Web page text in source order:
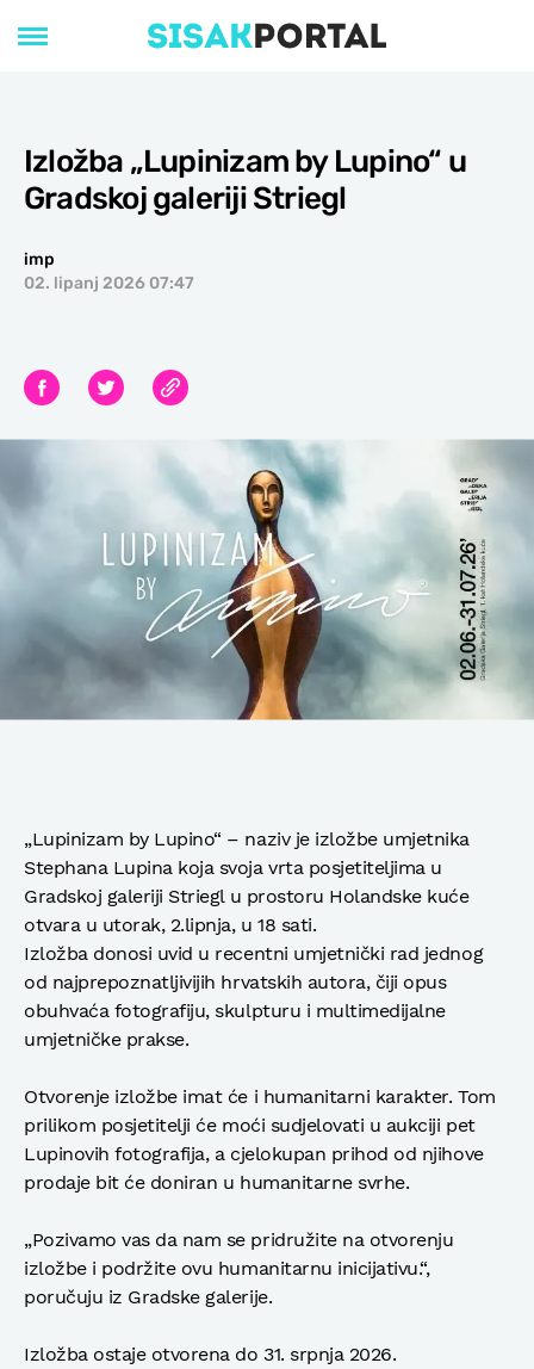
Izložba „Lupinizam by Lupino“ u
Gradskoj galeriji Striegl
imp
02. lipanj 2026 07:47
„Lupinizam by Lupino“ – naziv je izložbe umjetnika
Stephana Lupina koja svoja vrta posjetiteljima u
Gradskoj galeriji Striegl u prostoru Holandske kuće
otvara u utorak, 2.lipnja, u 18 sati.
Izložba donosi uvid u recentni umjetnički rad jednog
od najprepoznatljivijih hrvatskih autora, čiji opus
obuhvaća fotografiju, skulpturu i multimedijalne
umjetničke prakse.
Otvorenje izložbe imat će i humanitarni karakter. Tom
prilikom posjetitelji će moći sudjelovati u aukciji pet
Lupinovih fotografija, a cjelokupan prihod od njihove
prodaje bit će doniran u humanitarne svrhe.
„Pozivamo vas da nam se pridružite na otvorenju
izložbe i podržite ovu humanitarnu inicijativu.“,
poručuju iz Gradske galerije.
Izložba ostaje otvorena do 31. srpnja 2026.